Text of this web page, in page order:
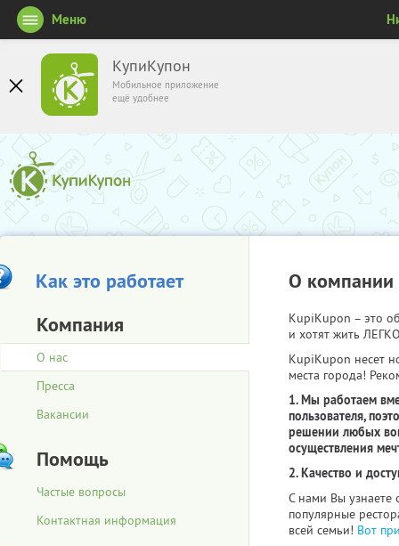
КупиКупон
Мобильное приложение
ещё удобнее
Меню
Как это работает
Компания
О нас
Пресса
Вакансии
Помощь
Частые вопросы
Контактная информация
О компании
KupiKupon – это
и хотят жить
KupiKupon несет
места города!
1. Мы работаем
пользователя,
решении любых
осуществления
2. Качество и
С нами Вы узнаете
популярные
всей семьи! Вот